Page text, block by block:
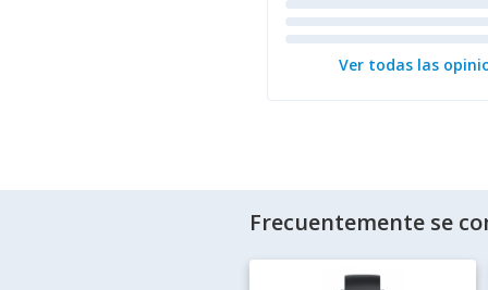
Ver todas las
Frecuentemente se